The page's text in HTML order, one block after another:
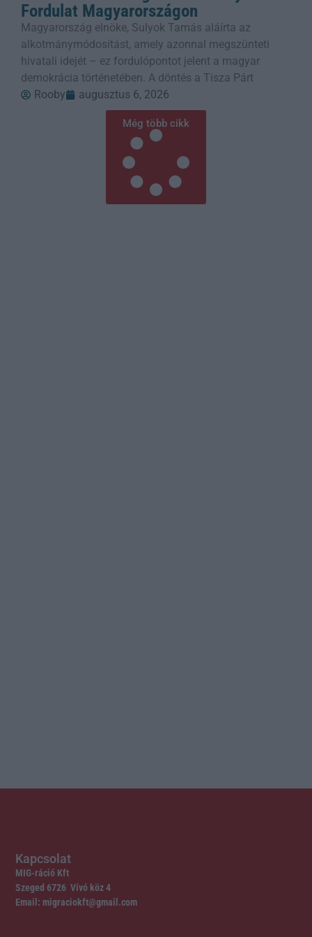
Fordulat Magyarországon
Magyarország elnöke, Sulyok Tamás aláírta az
alkotmánymódosítást, amely azonnal megszünteti
hivatali idejét – ez fordulópontot jelent a magyar
demokrácia történetében. A döntés a Tisza Párt
Rooby
augusztus 6, 2026
Még több cikk
Kapcsolat
MIG-ráció Kft
Szeged 6726 Vívó köz 4
Email: migraciokft@gmail.com